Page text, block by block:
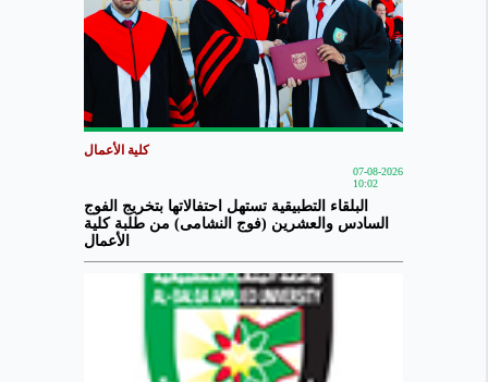
كلية الأعمال
07-08-2026
10:02
البلقاء التطبيقية تستهل احتفالاتها بتخريج الفوج
السادس والعشرين (فوج النشامى) من طلبة كلية
الأعمال